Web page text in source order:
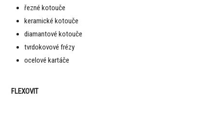
řezné kotouče
keramické kotouče
diamantové kotouče
tvrdokovové frézy
ocelové kartáče
FLEXOVIT